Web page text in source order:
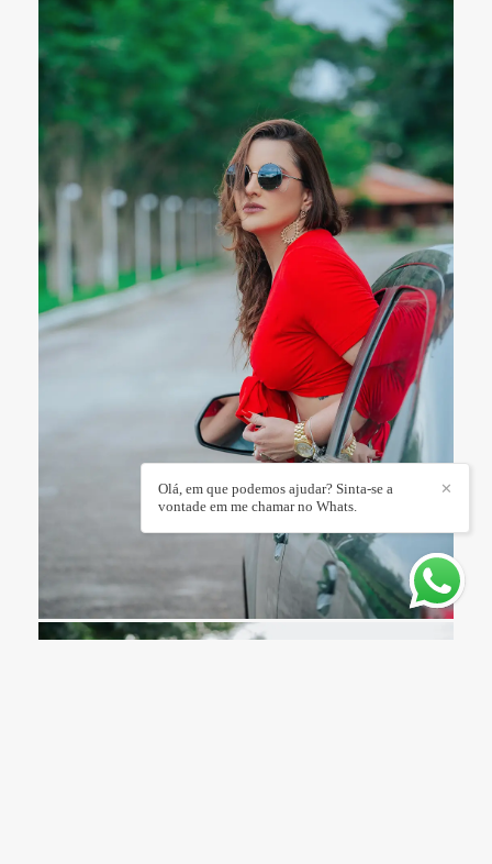
✕
Olá, em que podemos ajudar? Sinta-se a
vontade em me chamar no Whats.